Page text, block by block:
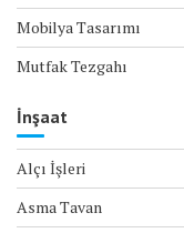
Mobilya Tasarımı
Mutfak Tezgahı
İnşaat
Alçı İşleri
Asma Tavan